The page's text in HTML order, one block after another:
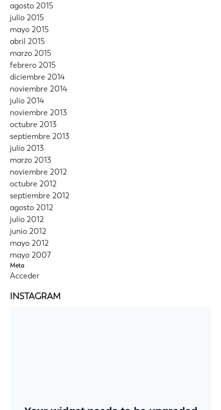
agosto 2015
julio 2015
mayo 2015
abril 2015
marzo 2015
febrero 2015
diciembre 2014
noviembre 2014
julio 2014
noviembre 2013
octubre 2013
septiembre 2013
julio 2013
marzo 2013
noviembre 2012
octubre 2012
septiembre 2012
agosto 2012
julio 2012
junio 2012
mayo 2012
mayo 2007
Meta
Acceder
INSTAGRAM